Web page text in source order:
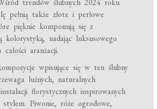
trendów ślubnych 2024 roku
pełnią także złote i perłowe
pięknie komponują się z
kolorystyką, nadając luksusowego
całości aranżacji.
wpisujące się w ten ślubny
luźnych, naturalnych
florystycznych inspirowanych
stylem. Piwonie, róże ogrodowe,